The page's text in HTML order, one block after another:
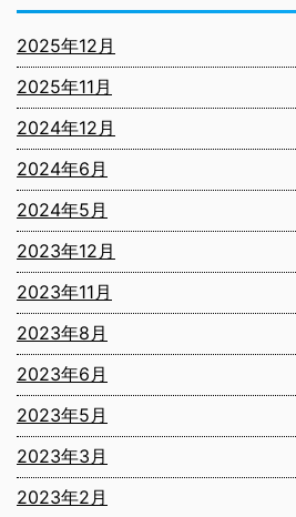
2025年12月
2025年11月
2024年12月
2024年6月
2024年5月
2023年12月
2023年11月
2023年8月
2023年6月
2023年5月
2023年3月
2023年2月